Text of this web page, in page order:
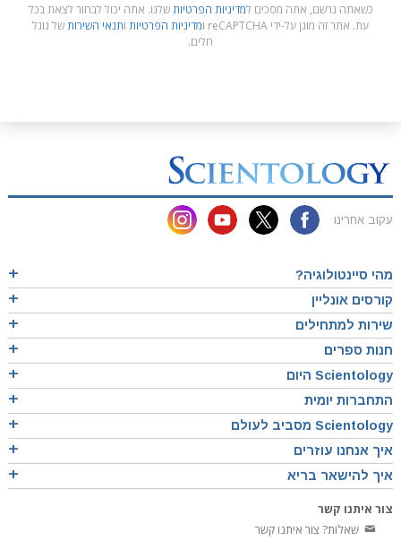
כשאתה נרשם, אתה מסכים למדיניות הפרטיותשלנו. אתה יכול לבחור לצאת בכל
עת. אתר זה מוגן על-ידי reCAPTCHA ו
מדיניות הפרטיות ותנאי השירותשל גוגל
חלים.
עקוב אחרינו
מהי סיינטולוגיה?
קורסים אונליין
שירות למתחילים
חנות ספרים
Scientology היום
התחברות יומית
Scientology מסביב לעולם
איך אנחנו עוזרים
איך להישאר בריא
צור איתנו קשר
שאלות? צור איתנו קשר